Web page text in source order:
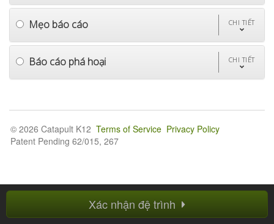
Mẹo báo cáo CHI TIẾT
Báo cáo phá hoại CHI TIẾT
Xác nhận đệ trình
© 2026 Catapult K12 Terms of Service Privacy Policy
Patent Pending 62/015, 267